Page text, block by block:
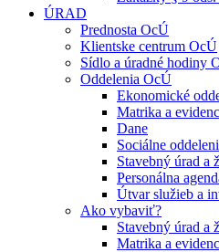
ÚRAD
Prednosta OcÚ
Klientske centrum OcÚ
Sídlo a úradné hodiny
Oddelenia OcÚ
Ekonomické
Matrika a
Dane
Sociálne
Stavebný úrad a
Personálna
Útvar služieb a
Ako vybaviť?
Stavebný úrad a
Matrika a